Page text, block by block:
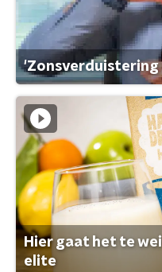
'Zonsverduistering
Hier gaat het te
elite